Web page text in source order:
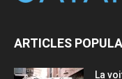
ARTICLES
La